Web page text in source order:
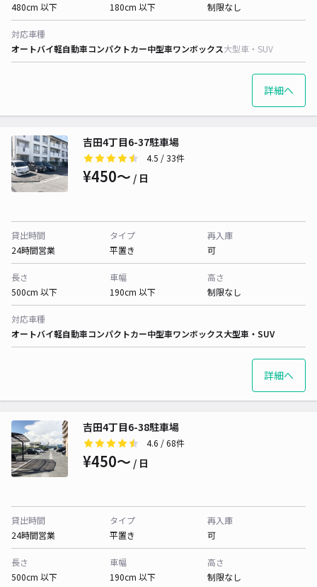
480cm 以下
180cm 以下
制限なし
対応車種
オートバイ軽自動車コンパクトカー中型車ワンボックス大型車・SUV
詳細へ
吉田4丁目6-37駐車場
4.5 / 33件
¥450〜 / 日
貸出時間
24時間営業
タイプ
平置き
再入庫
可
長さ
500cm 以下
車幅
190cm 以下
高さ
制限なし
対応車種
オートバイ軽自動車コンパクトカー中型車ワンボックス大型車・SUV
詳細へ
吉田4丁目6-38駐車場
4.6 / 68件
¥450〜 / 日
貸出時間
24時間営業
タイプ
平置き
再入庫
可
長さ
500cm 以下
車幅
190cm 以下
高さ
制限なし